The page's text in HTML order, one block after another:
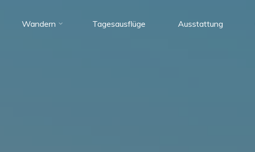
Wandern Tagesausflüge Ausstattung